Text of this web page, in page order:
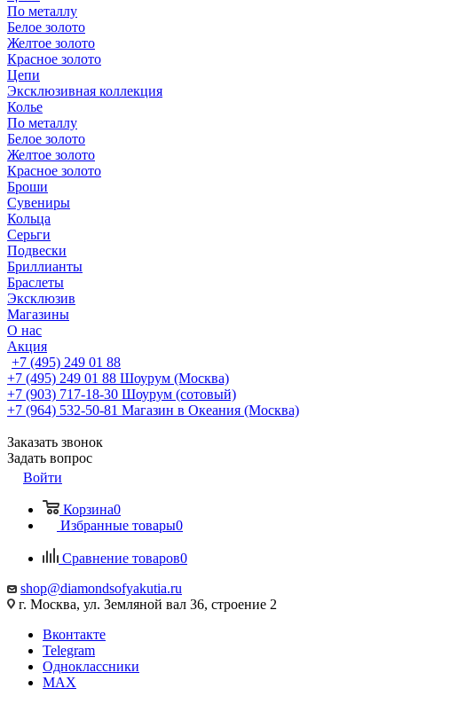
По металлу
Белое золото
Желтое золото
Красное золото
Цепи
Эксклюзивная коллекция
Колье
По металлу
Белое золото
Желтое золото
Красное золото
Броши
Сувениры
Кольца
Серьги
Подвески
Бриллианты
Браслеты
Эксклюзив
Магазины
О нас
Акция
+7 (495) 249 01 88
+7 (495) 249 01 88 Шоурум (Москва)
+7 (903) 717-18-30 Шоурум (сотовый)
+7 (964) 532-50-81 Магазин в Океания (Москва)
Заказать звонок
Задать вопрос
Войти
Корзина0
Избранные товары0
Сравнение товаров0
shop@diamondsofyakutia.ru
г. Москва, ул. Земляной вал 36, строение 2
Вконтакте
Telegram
Одноклассники
MAX